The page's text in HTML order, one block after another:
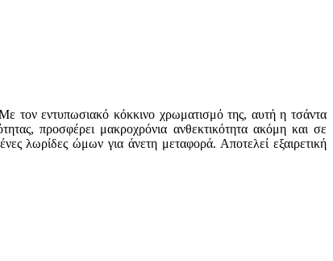
τον εντυπωσιακό κόκκινο χρωματισμό της, αυτή η τσάντα
προσφέρει μακροχρόνια ανθεκτικότητα ακόμη και σε
λωρίδες ώμων για άνετη μεταφορά. Αποτελεί εξαιρετική